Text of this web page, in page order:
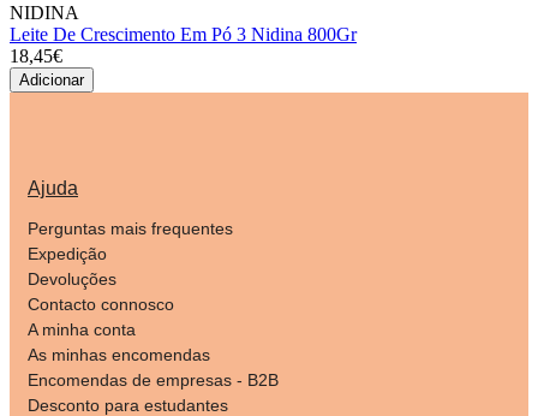
NIDINA
Leite De Crescimento Em Pó 3 Nidina 800Gr
18,45€
Adicionar
Ajuda
Perguntas mais frequentes
Expedição
Devoluções
Contacto connosco
A minha conta
As minhas encomendas
Encomendas de empresas - B2B
Desconto para estudantes